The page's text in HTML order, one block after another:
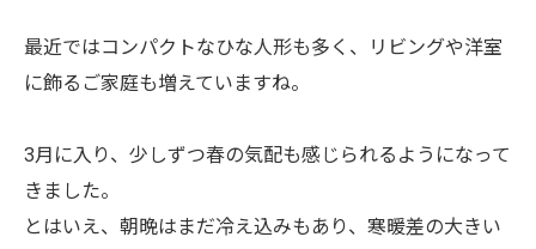
最近ではコンパクトなひな人形も多く、リビングや洋室
に飾るご家庭も増えていますね。
3月に入り、少しずつ春の気配も感じられるようになって
きました。
とはいえ、朝晩はまだ冷え込みもあり、寒暖差の大きい